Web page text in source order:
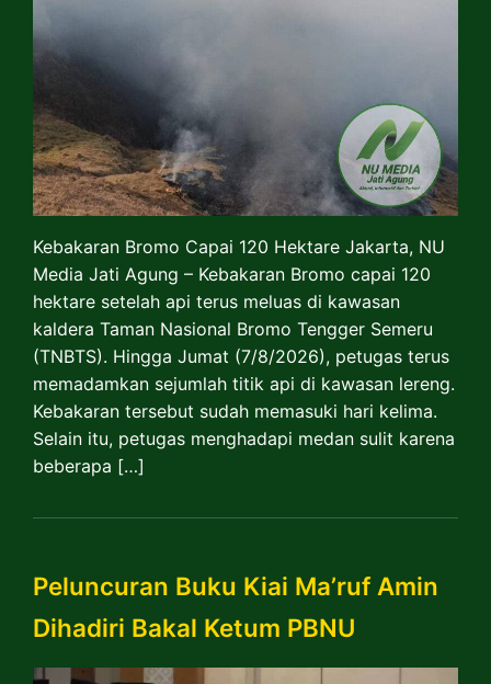
Kebakaran Bromo Capai 120 Hektare Jakarta, NU
Media Jati Agung – Kebakaran Bromo capai 120
hektare setelah api terus meluas di kawasan
kaldera Taman Nasional Bromo Tengger Semeru
(TNBTS). Hingga Jumat (7/8/2026), petugas terus
memadamkan sejumlah titik api di kawasan lereng.
Kebakaran tersebut sudah memasuki hari kelima.
Selain itu, petugas menghadapi medan sulit karena
beberapa […]
Peluncuran Buku Kiai Ma’ruf Amin
Dihadiri Bakal Ketum PBNU